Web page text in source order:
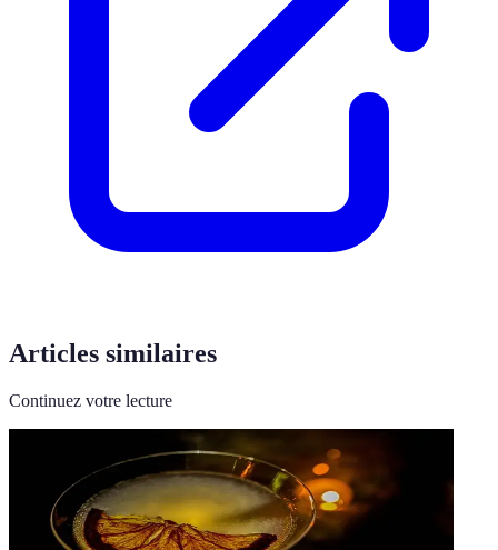
Articles similaires
Continuez votre lecture